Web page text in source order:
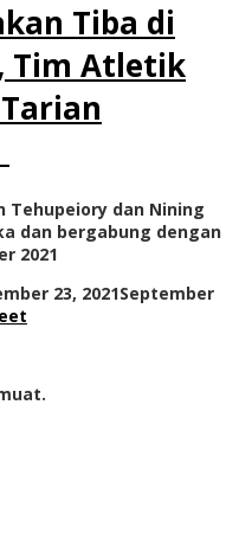
Tiba di
Tim Atletik
Tehupeiory dan Nining
dan bergabung dengan
2021
23, 2021September